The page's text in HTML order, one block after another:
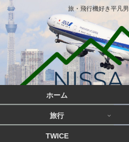
旅・飛行機好き平凡
ホーム
旅行
TWICE